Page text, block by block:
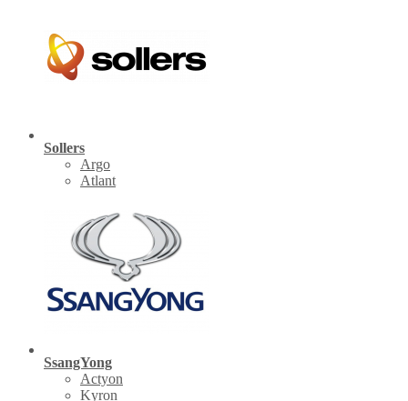
Sollers
Argo
Atlant
SsangYong
Actyon
Kyron